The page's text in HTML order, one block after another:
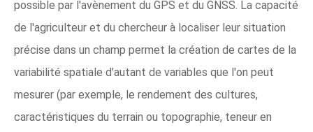
possible par l'avènement du GPS et du GNSS. La capacité
de l'agriculteur et du chercheur à localiser leur situation
précise dans un champ permet la création de cartes de la
variabilité spatiale d'autant de variables que l'on peut
mesurer (par exemple, le rendement des cultures,
caractéristiques du terrain ou topographie, teneur en